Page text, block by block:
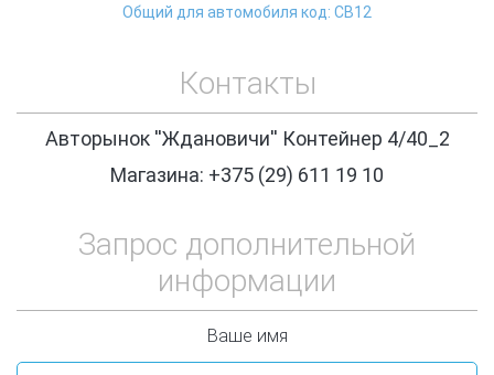
Общий для автомобиля код: СВ12
Контакты
Авторынок ''Ждановичи'' Контейнер 4/40_2
Магазина: +375 (29) 611 19 10
Запрос дополнительной
информации
Ваше имя